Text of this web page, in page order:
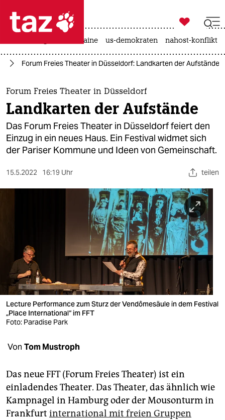
 taz zahl ich
taz zahl ich
themen
politik
öko
nord
wahrheit
verlag
verlag
shop
fragen & hilfe
unterstützen
abo

taz zahl ich
krieg in der ukraine us-demokraten nahost-konflikt
Forum Freies Theater in Düsseldorf: Landkarten der Aufstände
Forum Freies Theater in Düsseldorf
Landkarten der Aufstände
Das Forum Freies Theater in Düsseldorf feiert den
Einzug in ein neues Haus. Ein Festival widmet sich
der Pariser Kommune und Ideen von Gemeinschaft.
15.5.2022 16:19 Uhr teilen
Lecture Performance zum Sturz der Vendômesäule in dem Festival
„Place International“ im FFT
Foto: Paradise Park
Von Tom Mustroph
Das neue FFT (Forum Freies Theater) ist ein
einladendes Theater. Das Theater, das ähnlich wie
Kampnagel in Hamburg oder der Mousonturm in
Frankfurt international mit freien Gruppen